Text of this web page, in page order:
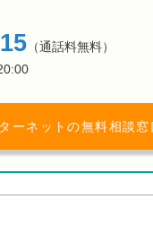
（通話料無料）
ーネットの無料相談